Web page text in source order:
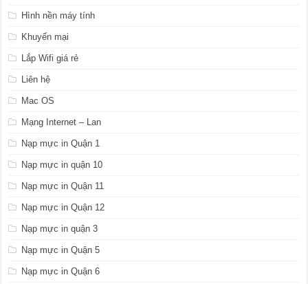
Hình nền máy tính
Khuyến mại
Lắp Wifi giá rẻ
Liên hệ
Mac OS
Mạng Internet – Lan
Nạp mực in Quận 1
Nạp mực in quận 10
Nạp mực in Quận 11
Nạp mực in Quận 12
Nạp mực in quận 3
Nạp mực in Quận 5
Nạp mực in Quận 6